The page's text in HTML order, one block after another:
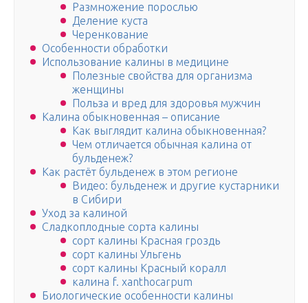
Размножение порослью
Деление куста
Черенкование
Особенности обработки
Использование калины в медицине
Полезные свойства для организма
женщины
Польза и вред для здоровья мужчин
Калина обыкновенная – описание
Как выглядит калина обыкновенная?
Чем отличается обычная калина от
бульденеж?
Как растёт бульденеж в этом регионе
Видео: бульденеж и другие кустарники
в Сибири
Уход за калиной
Сладкоплодные сорта калины
сорт калины Красная гроздь
сорт калины Ульгень
сорт калины Красный коралл
калина f. xanthocarpum
Биологические особенности калины